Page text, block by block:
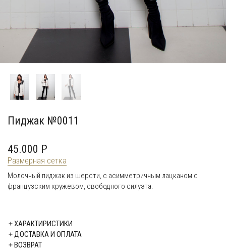
Пиджак №0011
45.000 P
Молочный пиджак из шерсти, с асимметричным лацканом с
французским кружевом, свободного силуэта.
Размерная сетка
ХАРАКТИРИСТИКИ
ДОСТАВКА И ОПЛАТА
ВОЗВРАТ